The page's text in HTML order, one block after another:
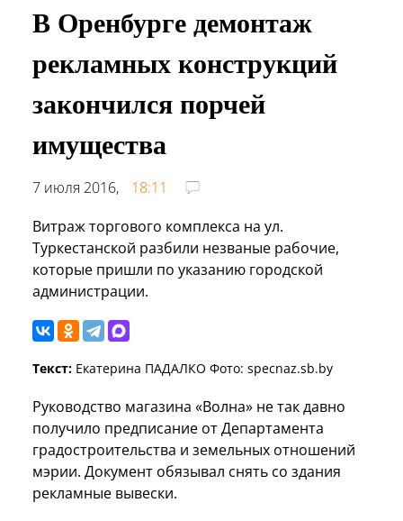
В Оренбурге демонтаж
рекламных конструкций
закончился порчей
имущества
7 июля 2016,
18:11
Витраж торгового комплекса на ул.
Туркестанской разбили незваные рабочие,
которые пришли по указанию городской
администрации.
Текст: Екатерина ПАДАЛКО Фото: specnaz.sb.by
Руководство магазина «Волна» не так давно
получило предписание от Департамента
градостроительства и земельных отношений
мэрии. Документ обязывал снять со здания
рекламные вывески.